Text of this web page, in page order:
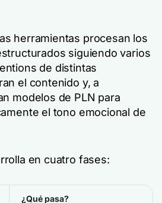
herramientas procesan los
siguiendo varios
de distintas
el contenido y, a
modelos de PLN para
el tono emocional de
en cuatro fases:
¿Qué pasa?